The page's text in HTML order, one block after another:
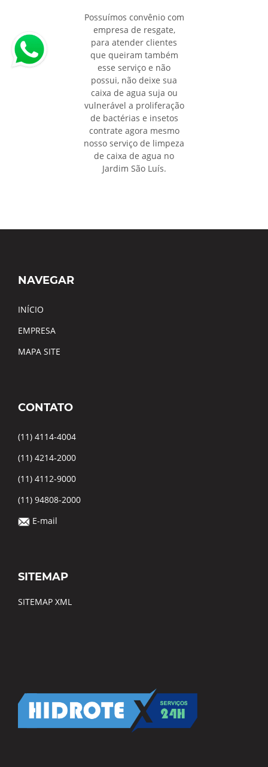
Possuímos convênio com
empresa de resgate,
para atender clientes
que queiram também
esse serviço e não
possui, não deixe sua
caixa de agua suja ou
vulnerável a proliferação
de bactérias e insetos
contrate agora mesmo
nosso serviço de limpeza
de caixa de agua no
Jardim São Luís.
NAVEGAR
INÍCIO
EMPRESA
MAPA SITE
CONTATO
(11) 4114-4004
(11) 4214-2000
(11) 4112-9000
(11) 94808-2000
E-mail
SITEMAP
SITEMAP XML